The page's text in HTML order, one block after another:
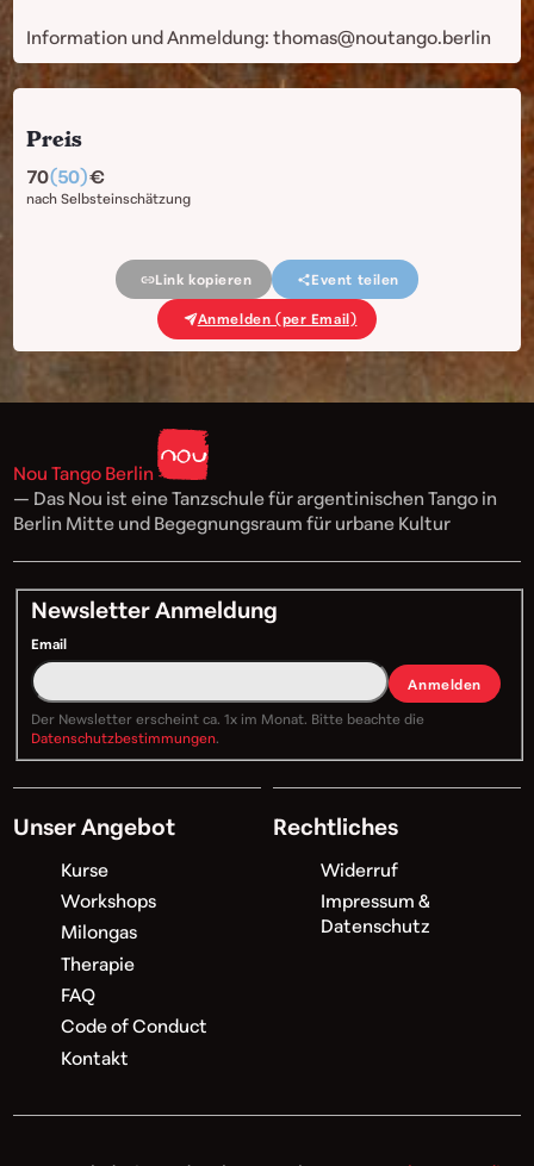
Information und Anmeldung: thomas@noutango.berlin
Preis
nach Selbsteinschätzung
70(50)
Link kopieren Event teilen
Anmelden (per Email)
Nou Tango Berlin
— Das Nou ist eine Tanzschule für argentinischen Tango in
Berlin Mitte und Begegnungsraum für urbane Kultur
Newsletter Anmeldung
Email
Anmelden
Der Newsletter erscheint ca. 1x im Monat. Bitte beachte die
Datenschutzbestimmungen.
Unser Angebot
Kurse
Workshops
Milongas
Therapie
FAQ
Code of Conduct
Kontakt
Rechtliches
Widerruf
Impressum &
Datenschutz